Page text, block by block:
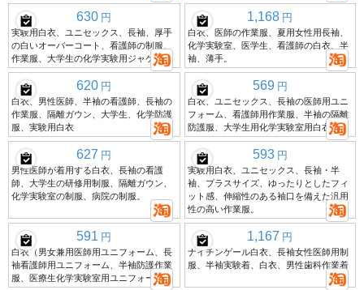
630 円
実験用白衣、ユニセックス、長袖、厚手
の白いオーバーコート、看護師の制服、
作業服、大学生の化学実験用ジャケット
1,168 円
白衣、医師の作業服、夏用女性用長袖、
化学実験室、医学生、看護師の白衣、半
袖、薄手。
620 円
白衣、男性医師、半袖の看護師、長袖の
作業服、隔離ガウン、大学生、化学防護
服、実験用白衣
569 円
白衣、ユニセックス、長袖の医師用ユニ
フォーム、看護師用作業服、半袖の隔離
防護服、大学生用化学実験室用白衣。
627 円
男性医師が着用する白衣、長袖の看護
師、大学生の研修用制服、隔離ガウン、
化学実験室の制服、病院の制服。
593 円
実験用白衣、ユニセックス、長袖・半
袖、プラスサイズ、ゆったりとしたフィ
ット感、伸縮性のある袖口を備えた汎用
性の高い作業服。
591 円
白衣（男女兼用医師用ユニフォーム、長
袖看護師用ユニフォーム、半袖防護作業
服、医療生化学実験室用ユニフォーム）
1,167 円
ナイチンゲール白衣、長袖女性医師用制
服、半袖実験着、白衣、男性歯科作業着